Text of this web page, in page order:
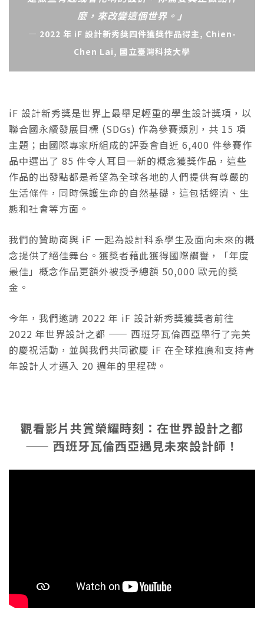
麼，來改變這個世界。」
— 2022 年 iF 設計新秀獎四件獲獎作品得主, Chien-
Chen Lai, 國立臺灣科技大學
iF 設計新秀獎是世界上最舉足輕重的學生設計獎項，以
聯合國永續發展目標 (SDGs) 作為參賽類別，共 15 項
主題；由國際專家所組成的評委會自近 6,400 件參賽作
品中選出了 85 件令人耳目一新的概念獲獎作品，這些
作品的出發點都是希望為全球各地的人們提供有尊嚴的
生活條件，同時保護生命的自然基礎，這包括經濟、生
態和社會等方面。
我們的贊助商與 iF 一起為設計科系學生及面向未來的概
念提供了絕佳舞台。獲獎者藉此獲得國際讚譽，「年度
最佳」概念作品更額外被授予總額 50,000 歐元的獎
金。
今年，我們邀請 2022 年 iF 設計新秀獎獲獎者前往
2022 年世界設計之都 —— 西班牙瓦倫西亞舉行了完美
的慶祝活動，並與我們共同歡慶 iF 在全球推廣和支持青
年設計人才邁入 20 週年的里程碑。
觀看影片共賞榮耀時刻：在世界設計之都
—— 西班牙瓦倫西亞遇見未來設計師！